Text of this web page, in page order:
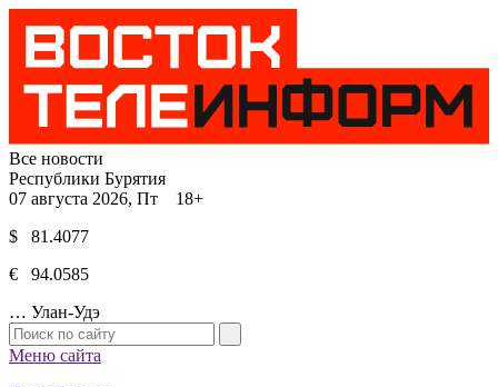
Все новости
Республики Бурятия
07 августа 2026, Пт 18+
$ 81.4077
€ 94.0585
… Улан-Удэ
Меню сайта